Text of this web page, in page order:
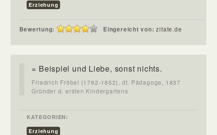
Erziehung
Bewertung: Eingereicht von:zitate.de
= Beispiel und Liebe, sonst nichts.
Friedrich Fröbel (1782-1852), dt. Pädagoge, 1837
Gründer d. ersten Kindergartens
KATEGORIEN:
Erziehung